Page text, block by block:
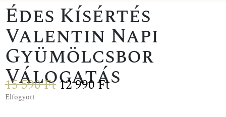
Édes Kísértés
Valentin Napi
Gyümölcsbor
Válogatás
15 590Ft12 990Ft
Elfogyott